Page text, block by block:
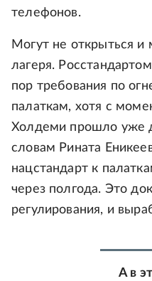
телефонов.
Могут не открыться и
лагеря.
пор требования по
палаткам, хотя с
Холдеми прошло уже
словам Рината
нацстандарт к
через полгода. Это
регулирования, и
А в